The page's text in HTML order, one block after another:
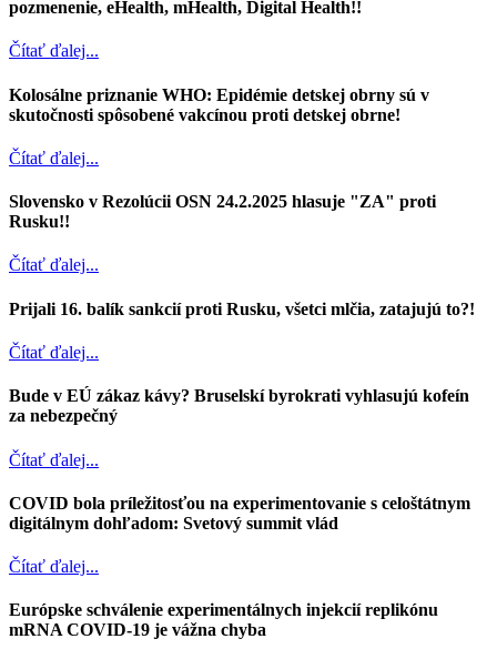
pozmenenie, eHealth, mHealth, Digital Health!!
Čítať ďalej...
Kolosálne priznanie WHO: Epidémie detskej obrny sú v
skutočnosti spôsobené vakcínou proti detskej obrne!
Čítať ďalej...
Slovensko v Rezolúcii OSN 24.2.2025 hlasuje "ZA" proti
Rusku!!
Čítať ďalej...
Prijali 16. balík sankcií proti Rusku, všetci mlčia, zatajujú to?!
Čítať ďalej...
Bude v EÚ zákaz kávy? Bruselskí byrokrati vyhlasujú kofeín
za nebezpečný
Čítať ďalej...
COVID bola príležitosťou na experimentovanie s celoštátnym
digitálnym dohľadom: Svetový summit vlád
Čítať ďalej...
Európske schválenie experimentálnych injekcií replikónu
mRNA COVID-19 je vážna chyba